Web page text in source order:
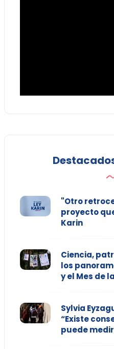
"Otro
proyecto
Karin
Ciencia,
los
y el Mes de
Sylvia
“Existe
puede